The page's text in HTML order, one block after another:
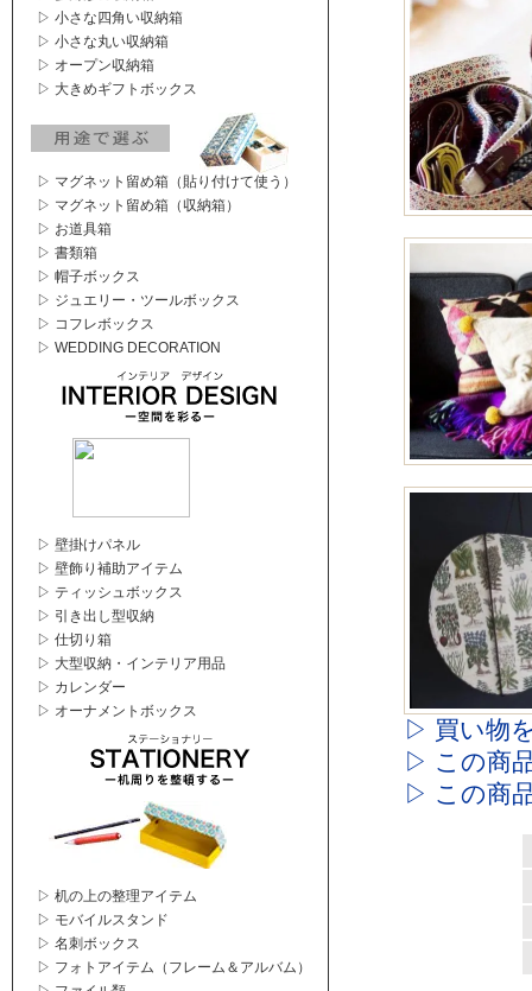
▷ 小さな四角い収納箱
▷ 小さな丸い収納箱
▷ オープン収納箱
▷ 大きめギフトボックス
▷ マグネット留め箱（貼り付けて使う）
▷ マグネット留め箱（収納箱）
▷ お道具箱
▷ 書類箱
▷ 帽子ボックス
▷ ジュエリー・ツールボックス
▷ コフレボックス
▷ WEDDING DECORATION
▷ 壁掛けパネル
▷ 壁飾り補助アイテム
▷ ティッシュボックス
▷ 引き出し型収納
▷ 仕切り箱
▷ 大型収納・インテリア用品
▷ カレンダー
▷ オーナメントボックス
▷ 机の上の整理アイテム
▷ モバイルスタンド
▷ 名刺ボックス
▷ フォトアイテム（フレーム＆アルバム）
▷ 買い物
▷ この商
▷ この商